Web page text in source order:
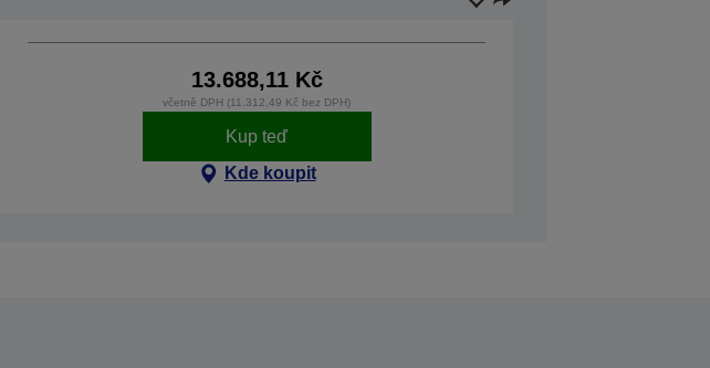
13.688,11 Kč
včetně DPH (11.312,49 Kč bez DPH)
Kup teď
Kde koupit